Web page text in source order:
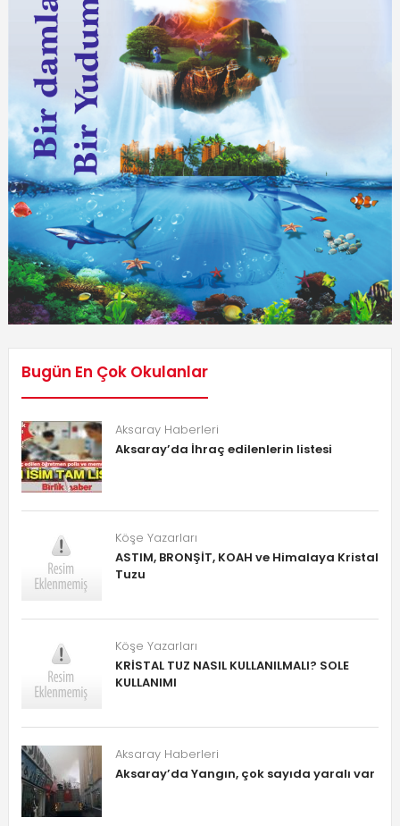
Bugün En Çok Okulanlar
Aksaray Haberleri
Aksaray’da İhraç edilenlerin listesi
Köşe Yazarları
ASTIM, BRONŞİT, KOAH ve Himalaya Kristal
Tuzu
Köşe Yazarları
KRİSTAL TUZ NASIL KULLANILMALI? SOLE
KULLANIMI
Aksaray Haberleri
Aksaray’da Yangın, çok sayıda yaralı var